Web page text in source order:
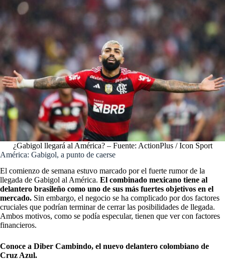
¿Gabigol llegará al América? – Fuente: ActionPlus / Icon Sport
América: Gabigol, a punto de caerse
El comienzo de semana estuvo marcado por el fuerte rumor de la
llegada de Gabigol al América. El combinado mexicano tiene al
delantero brasileño como uno de sus más fuertes objetivos en el
mercado. Sin embargo, el negocio se ha complicado por dos factores
cruciales que podrían terminar de cerrar las posibilidades de llegada.
Ambos motivos, como se podía especular, tienen que ver con factores
financieros.
Conoce a Diber Cambindo, el nuevo delantero colombiano de
Cruz Azul.